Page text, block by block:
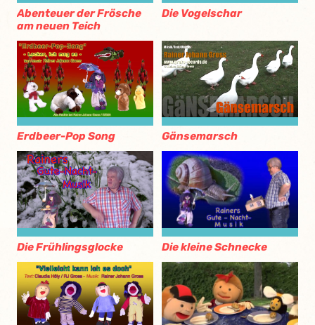
Abenteuer der Frösche
am neuen Teich
Die Vogelschar
Erdbeer-Pop Song Gänsemarsch
Die Frühlingsglocke Die kleine Schnecke